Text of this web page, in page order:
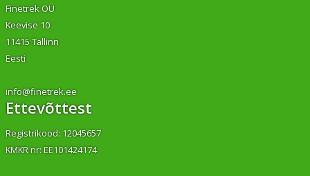
Finetrek OÜ
Keevise 10
11415 Tallinn
Eesti
info@finetrek.ee
Ettevõttest
Registrikood: 12045657
KMKR nr: EE101424174